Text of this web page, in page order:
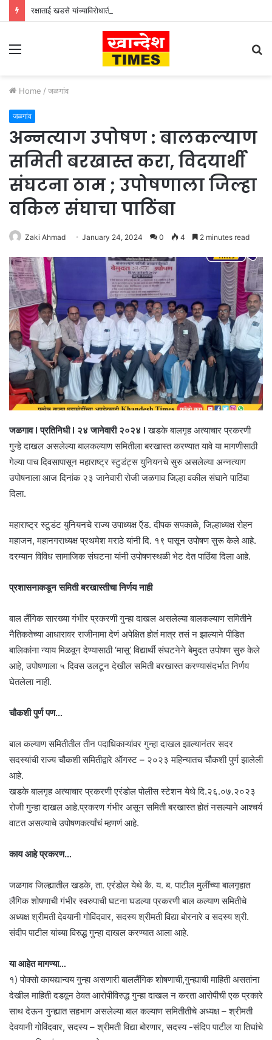
Menu
Home / जळगांव
जळगांव
अन्नत्याग उपोषण : बालकल्याण
समिती बरखास्त करा, विदयार्थी
संघटना ठाम ; उपोषणाला जिल्हा
वकिल संघाचा पाठिंबा
Zaki Ahmad January 24, 2024 0 4 2 minutes read
जळगाव l प्रतिनिधी l २४ जानेवारी २०२४ l खडके बालगृह अत्याचार प्रकरणी
गुन्हे दाखल असलेल्या बालकल्याण समितीला बरखास्त करण्यात यावे या मागणीसाठी
गेल्या पाच दिवसापासून महाराष्ट्र स्टुडंट्स युनियनचे सुरु असलेल्या अन्नत्याग
उपोषनाला आज दिनांक २३ जानेवारी रोजी जळगाव जिल्हा वकील संघाने पाठिंबा
दिला.
महाराष्ट्र स्टुडंट युनियनचे राज्य उपाध्यक्ष ऍड. दीपक सपकाळे, जिल्हाध्यक्ष रोहन
महाजन, महानगराध्यक्ष प्रथमेश मराठे यांनी दि. १९ पासून उपोषण सुरू केले आहे.
दरम्यान विविध सामाजिक संघटना यांनी उपोषणस्थळी भेट देत पाठिंबा दिला आहे.
प्रशासनाकडून समिती बरखास्तीचा निर्णय नाही
बाल लैंगिक सारख्या गंभीर प्रकरणी गुन्हा दाखल असलेल्या बालकल्याण समितीने
नैतिकतेच्या आधारावर राजीनामा देणं अपेक्षित होतं मात्र तसं न झाल्याने पीडित
बालिकांना न्याय मिळवून देण्यासाठी ‘मासू’ विद्यार्थी संघटनेने बेमुदत उपोषण सुरु केले
आहे, उपोषणाला ५ दिवस उलटून देखील समिती बरखास्त करण्यासंदर्भात निर्णय
घेतलेला नाही.
चौकशी पुर्ण पण…
बाल कल्याण समितीतील तीन पदाधिकाऱ्यांवर गुन्हा दाखल झाल्यानंतर सदर
सदस्यांची राज्य चौकशी समितीद्वारे ऑगस्ट – २०२३ महिन्यातच चौकशी पुर्ण झालेली
आहे.
खडके बालगृह अत्याचार प्रकरणी एरंडोल पोलीस स्टेशन येथे दि.२६.०७.२०२३
रोजी गुन्हा दाखल आहे.प्रकरण गंभीर असून समिती बरखास्त होतं नसल्याने आश्चर्य
वाटत असल्याचे उपोषणकर्त्यांचं म्हणणं आहे.
काय आहे प्रकरण…
जळगाव जिल्ह्यातील खडके, ता. एरंडोल येथे कै. य. ब. पाटील मुलींच्या बालगृहात
लैंगिक शोषणाची गंभीर स्वरुपाची घटना घडल्या प्रकरणी बाल कल्याण समितीचे
अध्यक्ष श्रीमती देवयानी गोविंदवार, सदस्य श्रीमती विद्या बोरनारे व सदस्य श्री.
संदीप पाटील यांच्या विरुद्ध गुन्हा दाखल करण्यात आला आहे.
या आहेत मागण्या…
१) पोक्सो कायद्यान्वय गुन्हा असणारी बाललैंगिक शोषणाची,गुन्ह्याची माहिती असतांना
देखील माहिती दडवून ठेवत आरोपीविरुद्ध गुन्हा दाखल न करता आरोपीची एक प्रकारे
साथ देऊन गुन्ह्यात सहभाग असलेल्या बाल कल्याण समितीतीचे अध्यक्ष – श्रीमती
देवयानी गोविंदवार, सदस्य – श्रीमती विद्या बोरणार, सदस्य -संदिप पाटील या तिघांचे